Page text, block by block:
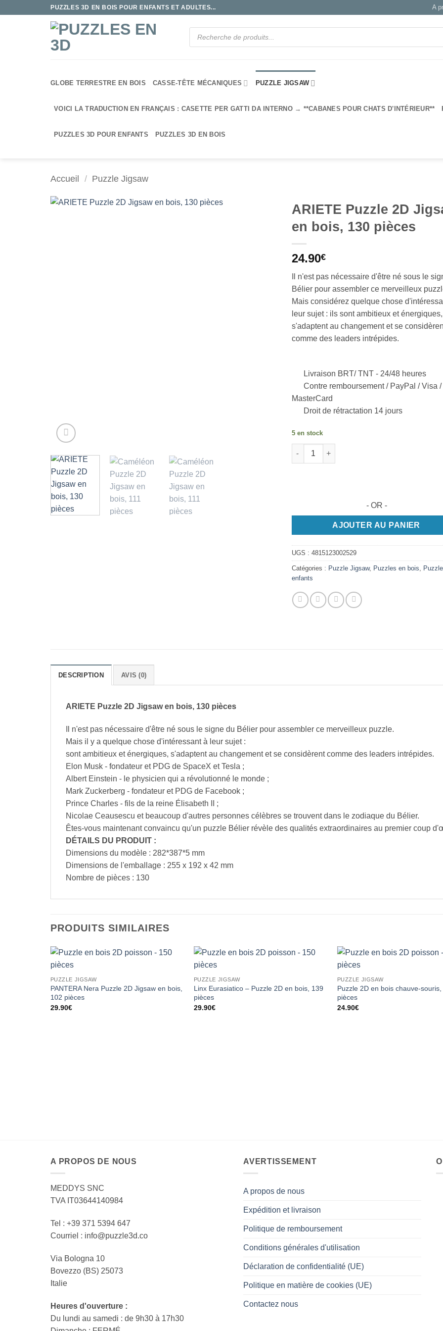
PUZZLES 3D EN BOIS POUR ENFANTS ET ADULTES... A
Recherche
GLOBE TERRESTRE EN BOIS CASSE-TÊTE MÉCANIQUES PUZZLE JIGSAW
VOICI LA TRADUCTION EN FRANÇAIS : CASETTE PER GATTI DA INTERNO → **CABANES POUR CHATS D'INTÉRIEUR**
PUZZLES 3D POUR ENFANTS PUZZLES 3D EN BOIS
Accueil / Puzzle Jigsaw
ARIETE Puzzle 2D
en bois, 130 pièces
24.90€
Il n'est pas nécessaire d'être né sous le
Bélier pour assembler ce merveilleux
Mais considérez quelque chose
leur sujet : ils sont ambitieux et énergiques,
s'adaptent au changement et se
comme des leaders intrépides.
Livraison BRT/ TNT -24/48 heures
Contre remboursement / PayPal / Visa /
MasterCard
Droit de rétractation 14 jours
5 en stock
quantité de ARIETE Puzzle 2D Jigsaw en
- OR -
AJOUTER AU PANIER
UGS : 4815123002529
Catégories : Puzzle Jigsaw, Puzzles en bois
enfants
DESCRIPTION AVIS (0)
ARIETE Puzzle 2D Jigsaw en bois, 130 pièces
Il n'est pas nécessaire d'être né sous le signe du Bélier pour assembler ce merveilleux puzzle.
Mais il y a quelque chose d'intéressant à leur sujet :
sont ambitieux et énergiques, s'adaptent au changement et se considèrent comme des leaders intrépides.
Elon Musk - fondateur et PDG de SpaceX et Tesla ;
Albert Einstein - le physicien qui a révolutionné le monde ;
Mark Zuckerberg - fondateur et PDG de Facebook ;
Prince Charles - fils de la reine Élisabeth II ;
Nicolae Ceausescu et beaucoup d'autres personnes célèbres se trouvent dans le zodiaque du Bélier.
Êtes-vous maintenant convaincu qu'un puzzle Bélier révèle des qualités extraordinaires au premier coup
DÉTAILS DU PRODUIT :
Dimensions du modèle : 282*387*5 mm
Dimensions de l'emballage : 255 x 192 x 42 mm
Nombre de pièces : 130
PRODUITS SIMILAIRES
PUZZLE JIGSAW
PANTERA Nera Puzzle 2D Jigsaw en bois,
102 pièces
29.90€
PUZZLE JIGSAW
Linx Eurasiatico – Puzzle 2D en bois, 139
pièces
29.90€
PUZZLE JIGSAW
Puzzle 2D en bois chauve-
pièces
24.90€
A PROPOS DE NOUS
MEDDYS SNC
TVA IT03644140984
Tel : +39 371 5394 647
Courriel : info@puzzle3d.co
Via Bologna 10
Bovezzo (BS) 25073
Italie
Heures d'ouverture :
Du lundi au samedi : de 9h30 à 17h30
AVERTISSEMENT
A propos de nous
Expédition et livraison
Politique de remboursement
Conditions générales d'utilisation
Déclaration de confidentialité (UE)
Politique en matière de cookies (UE)
Contactez nous